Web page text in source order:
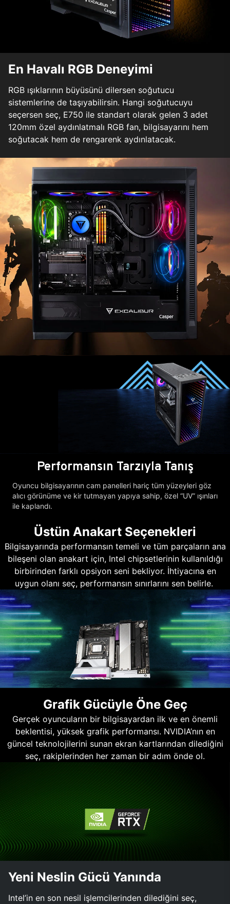
En Havalı RGB Deneyimi
RGB ışıklarının büyüsünü dilersen soğutucu
sistemlerine de taşıyabilirsin. Hangi soğutucuyu
seçersen seç, E750 ile standart olarak gelen 3 adet
120mm özel aydınlatmalı RGB fan, bilgisayarını hem
soğutacak hem de rengarenk aydınlatacak.
Performansın Tarzıyla Tanış
Oyuncu bilgisayarının cam panelleri hariç tüm yüzeyleri göz
alıcı görünüme ve kir tutmayan yapıya sahip, özel “UV” ışınları
ile kaplandı.
Üstün Anakart Seçenekleri
Bilgisayarında performansın temeli ve tüm parçaların ana
bileşeni olan anakart için, Intel chipsetlerinin kullanıldığı
birbirinden farklı opsiyon seni bekliyor. İhtiyacına en
uygun olanı seç, performansın sınırlarını sen belirle.
Grafik Gücüyle Öne Geç
Gerçek oyuncuların bir bilgisayardan ilk ve en önemli
beklentisi, yüksek grafik performansı. NVIDIA’nın en
güncel teknolojilerini sunan ekran kartlarından dilediğini
seç, rakiplerinden her zaman bir adım önde ol.
Yeni Neslin Gücü Yanında
Intel’in en son nesil işlemcilerinden dilediğini seç,